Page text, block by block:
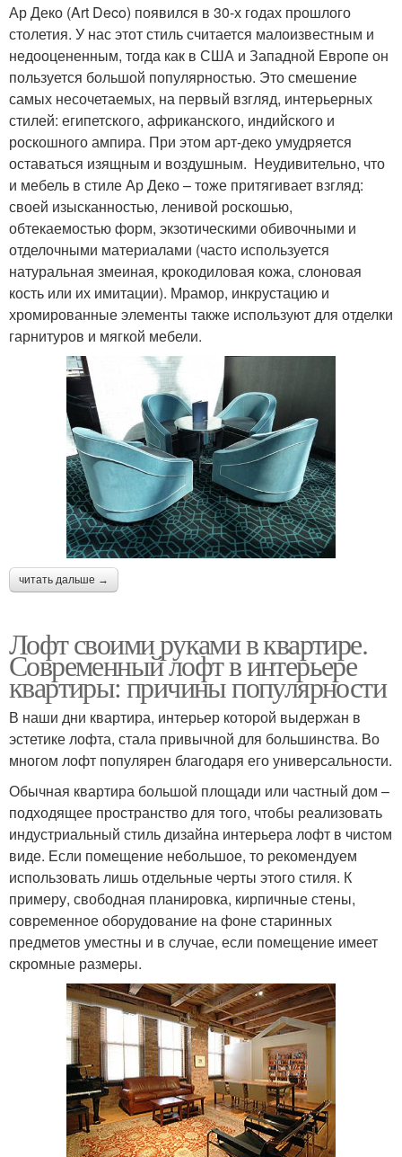
Ар Деко (Art Deco) появился в 30-х годах прошлого
столетия. У нас этот стиль считается малоизвестным и
недооцененным, тогда как в США и Западной Европе он
пользуется большой популярностью. Это смешение
самых несочетаемых, на первый взгляд, интерьерных
стилей: египетского, африканского, индийского и
роскошного ампира. При этом арт-деко умудряется
оставаться изящным и воздушным. Неудивительно, что
и мебель в стиле Ар Деко – тоже притягивает взгляд:
своей изысканностью, ленивой роскошью,
обтекаемостью форм, экзотическими обивочными и
отделочными материалами (часто используется
натуральная змеиная, крокодиловая кожа, слоновая
кость или их имитации). Мрамор, инкрустацию и
хромированные элементы также используют для отделки
гарнитуров и мягкой мебели.
читать дальше →
Лофт своими руками в квартире.
Современный лофт в интерьере
квартиры: причины популярности
В наши дни квартира, интерьер которой выдержан в
эстетике лофта, стала привычной для большинства. Во
многом лофт популярен благодаря его универсальности.
Обычная квартира большой площади или частный дом –
подходящее пространство для того, чтобы реализовать
индустриальный стиль дизайна интерьера лофт в чистом
виде. Если помещение небольшое, то рекомендуем
использовать лишь отдельные черты этого стиля. К
примеру, свободная планировка, кирпичные стены,
современное оборудование на фоне старинных
предметов уместны и в случае, если помещение имеет
скромные размеры.